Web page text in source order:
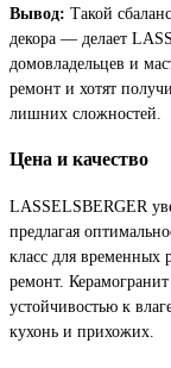
Вывод: Такой
декора — делает
домовладельцев и
ремонт и хотят
лишних сложностей.
Цена и качество
LASSELSBERGER
предлагая
класс для временных
ремонт.
устойчивостью к
кухонь и прихожих.